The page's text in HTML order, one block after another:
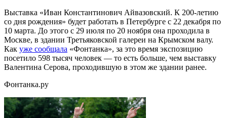
Выставка «Иван Константинович Айвазовский. К 200-летию
со дня рождения» будет работать в Петербурге с 22 декабря по
10 марта. До этого с 29 июля по 20 ноября она проходила в
Москве, в здании Третьяковской галереи на Крымском валу.
Как уже сообщала «Фонтанка», за это время экспозицию
посетило 598 тысяч человек — то есть больше, чем выставку
Валентина Серова, проходившую в этом же здании ранее.
Фонтанка.ру